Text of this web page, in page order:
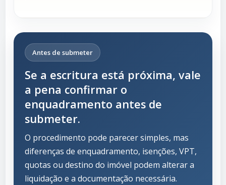
Antes de submeter
Se a escritura está próxima, vale
a pena confirmar o
enquadramento antes de
submeter.
O procedimento pode parecer simples, mas
diferenças de enquadramento, isenções, VPT,
quotas ou destino do imóvel podem alterar a
liquidação e a documentação necessária.